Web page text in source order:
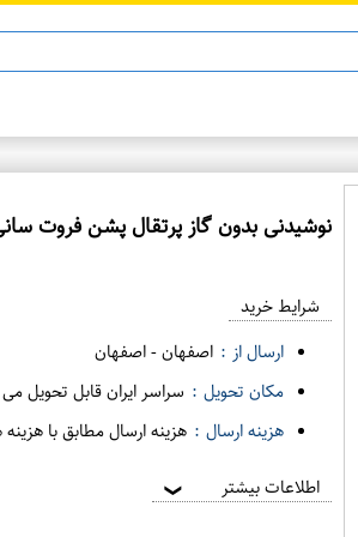
نوشیدنی بدون گاز پرتقال پشن فروت سانی نس حجم
شرایط خرید
ارسال از : اصفهان-اصفهان
مکان تحویل : سراسر ایران قابل تحویل
هزینه ارسال : هزینه ارسال مطابق با
اطلاعات بیشتر ❯